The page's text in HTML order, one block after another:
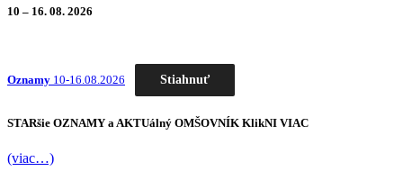
10 – 16. 08. 2026
Oznamy 10-16.08.2026 Stiahnuť
STARšie OZNAMY a AKTUálný OMŠOVNÍK KlikNI VIAC
(viac…)